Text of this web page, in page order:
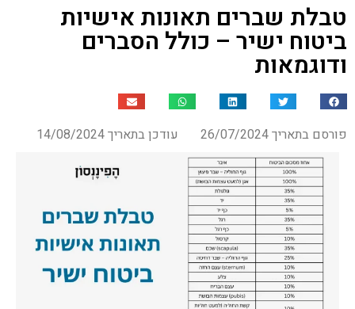
טבלת שברים תאונות אישיות
ביטוח ישיר – כולל הסברים
ודוגמאות
פורסם בתאריך 26/07/2024 עודכן בתאריך 14/08/2024